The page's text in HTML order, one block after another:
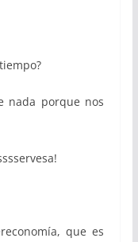
nada porque nos
que es